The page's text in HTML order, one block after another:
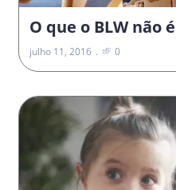
O que o BLW não
julho 11, 2016 0